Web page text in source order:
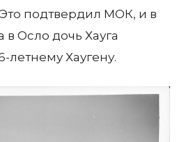
подтвердил МОК, и в
в Осло дочь Хауга
летнему Хаугену.